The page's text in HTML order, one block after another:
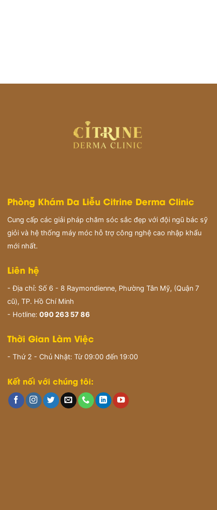
Phòng Khám Da Liễu Citrine Derma Clinic
Cung cấp các giải pháp chăm sóc sắc đẹp với đội ngũ bác sỹ
giỏi và hệ thống máy móc hỗ trợ công nghệ cao nhập khẩu
mới nhất.
Liên hệ
- Địa chỉ: Số 6 - 8 Raymondienne, Phường Tân Mỹ, (Quận 7
cũ), TP. Hồ Chí Minh
- Hotline: 090 263 57 86
Thời Gian Làm Việc
- Thứ 2 - Chủ Nhật: Từ 09:00 đến 19:00
Kết nối với chúng tôi: